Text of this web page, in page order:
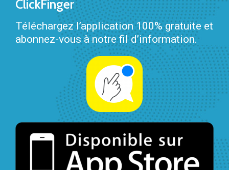
ClickFinger
Téléchargez l’application 100% gratuite et
abonnez-vous à notre fil d’information.